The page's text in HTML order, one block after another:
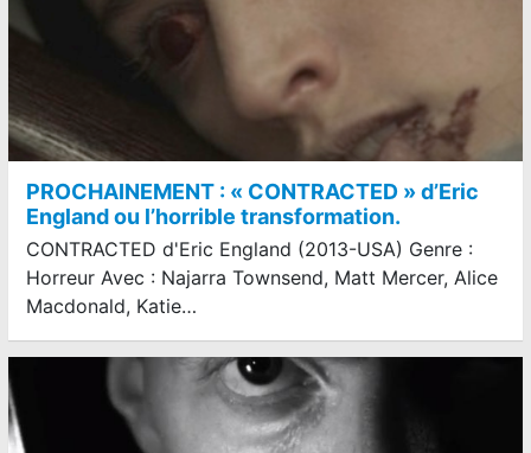
PROCHAINEMENT : « CONTRACTED » d’Eric
England ou l’horrible transformation.
CONTRACTED d'Eric England (2013-USA) Genre :
Horreur Avec : Najarra Townsend, Matt Mercer, Alice
Macdonald, Katie…